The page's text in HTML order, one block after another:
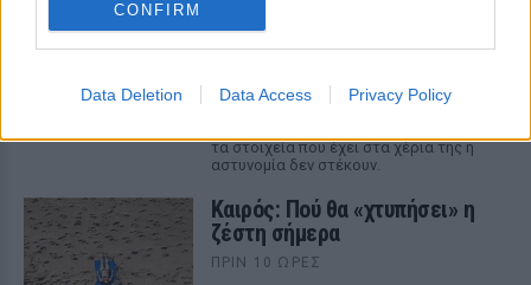
CONFIRM
Data Deletion Data Access Privacy Policy
ταυτοποίηση
Ο δικηγόρος της 46χρονης
τα στοιχεία που έχει στα χέρια της η
αστυνομία δεν στέκουν.
Καιρός: Πού θα «χτυπήσει» η
ζέστη σήμερα
ΠΡΙΝ 10 ΏΡΕΣ